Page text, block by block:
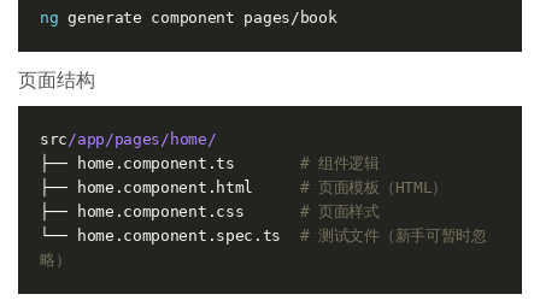
ng generate component pages/book
页面结构
src/app/pages/home/
├── home.component.ts # 组件逻辑
├── home.component.html # 页面模板（HTML）
├── home.component.css # 页面样式
└── home.component.spec.ts # 测试文件（新手可暂时忽
略）